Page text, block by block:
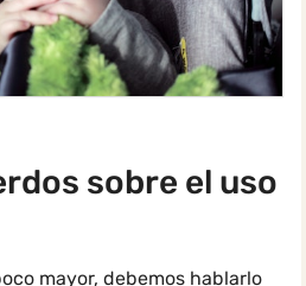
sobre el uso
mayor, debemos hablarlo